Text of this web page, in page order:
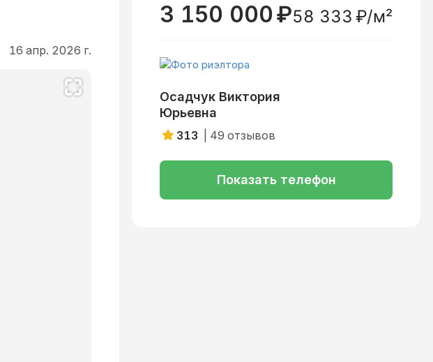
16 апр. 2026 г.
3 150 000₽58 333 ₽/м²
Осадчук Виктория
Юрьевна
313 49 отзывов
Показать телефон